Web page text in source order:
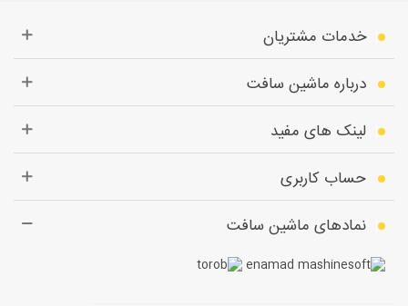
خدمات مشتریان
درباره ماشین سافت
لینک های مفید
حساب کاربری
نمادهای ماشین سافت